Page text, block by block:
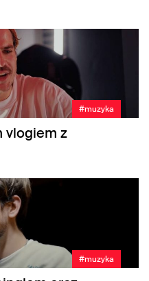
#muzyka
vlogiem z
#muzyka